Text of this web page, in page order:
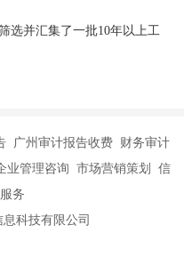
选并汇集了一批10年以上工
广州审计报告收费 财务审计
业管理咨询 市场营销策划 信
务
科技有限公司